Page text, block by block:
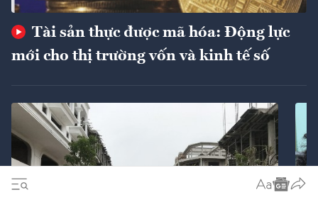
Tài sản thực được mã hóa: Động lực
mới cho thị trường vốn và kinh tế số